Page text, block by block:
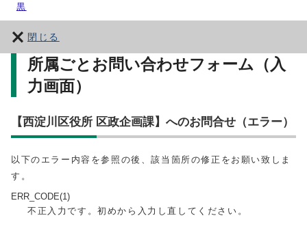
黒
閉じる
所属ごとお問い合わせフォーム（入
力画面）
【西淀川区役所 区政企画課】へのお問合せ（エラー）
以下のエラー内容を参照の後、該当箇所の修正をお願い致しま
す。
ERR_CODE(1)
不正入力です。初めから入力し直してください。